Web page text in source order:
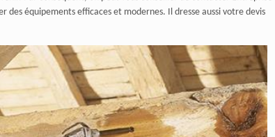
équipements efficaces et modernes. Il dresse aussi votre devis